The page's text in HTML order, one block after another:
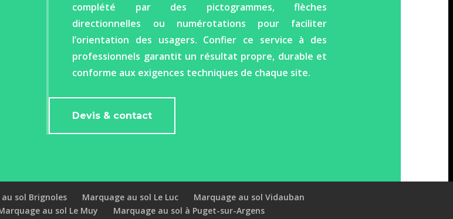
complété par des pictogrammes, flèches
directionnelles ou numérotations pour faciliter
l’orientation des usagers. Confier ce service à des
professionnels garantit un résultat propre, durable et
conforme aux exigences techniques de chaque site.
Devis & contact
sol Brignoles Marquage au sol Le Luc
Marquage au sol Vidauban
au sol Le Muy
Marquage au sol à Puget-sur-Argens